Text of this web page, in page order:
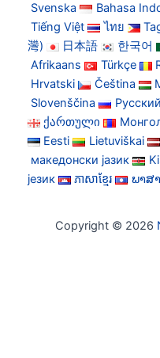
Svenska
Bahasa
Tiếng Việt
ไทย
灣)
日本語 한국어
Afrikaans
Türkçe
Hrvatski
Čeština
Slovenščina
Русский
ქართული
Eesti
Lietuviškai
македонски јазик
језик
ភាសាខ្មែរ ພາສ
Copyright © 2026